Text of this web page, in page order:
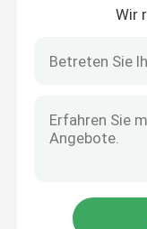
Prüfgeräte für
Wir